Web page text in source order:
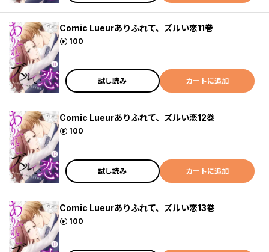
Comic Lueurありふれて、ズルい恋11巻
100
ポイント
試し読み カートに追加
Comic Lueurありふれて、ズルい恋12巻
100
ポイント
試し読み カートに追加
Comic Lueurありふれて、ズルい恋13巻
100
ポイント